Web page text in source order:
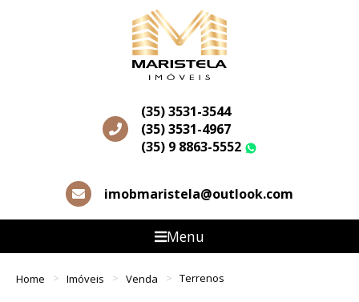
(35) 3531-3544
(35) 3531-4967
(35) 9 8863-5552
imobmaristela@outlook.com
Menu
Home Imóveis Venda Terrenos